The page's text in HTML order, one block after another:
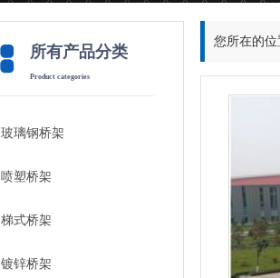
所有产品分类
Product categories
玻璃钢桥架
喷塑桥架
梯式桥架
镀锌桥架
您所在的位